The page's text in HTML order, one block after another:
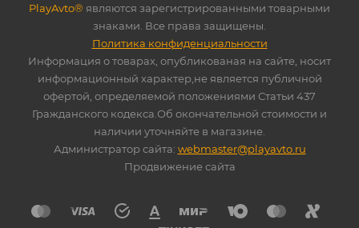
PlayAvto® являются зарегистрированными товарными
знаками. Все права защищены.
Политика конфиденциальности
Информация о товарах, опубликованая на сайте, носит
информационный характер,не является публичной
офертой, определяемой положениями Статьи 437
Гражданского кодекса.Об окончательной стоимости и
наличии уточняйте в магазине.
Администратор сайта: webmaster@playavto.ru
Продвижение сайта